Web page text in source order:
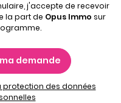
j'accepte de recevoir
la part de Opus Immo sur
demande
protection des données